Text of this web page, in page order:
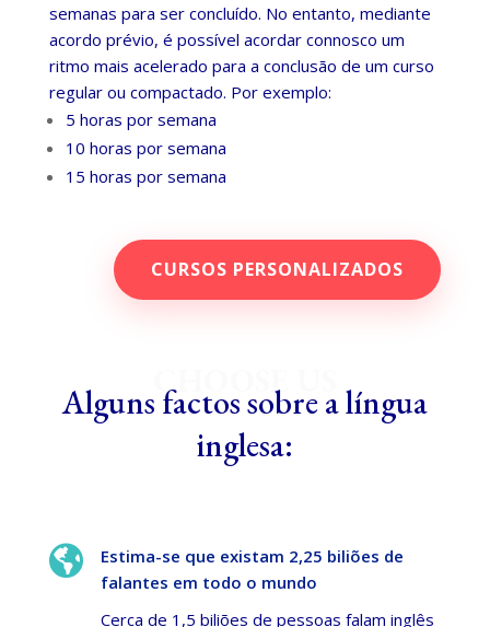
semanas para ser concluído. No entanto, mediante
acordo prévio, é possível acordar connosco um
ritmo mais acelerado para a conclusão de um curso
regular ou compactado. Por exemplo:
5 horas por semana
10 horas por semana
15 horas por semana
CURSOS PERSONALIZADOS
CHOOSE US
Alguns factos sobre a língua
inglesa:

Estima-se que existam 2,25 biliões de
falantes em todo o mundo
Cerca de 1,5 biliões de pessoas falam inglês